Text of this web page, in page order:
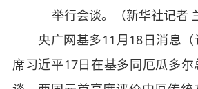
举行会谈。（新华社记者
央广网基多11月18日消息（
席习近平17日在基多同厄瓜多